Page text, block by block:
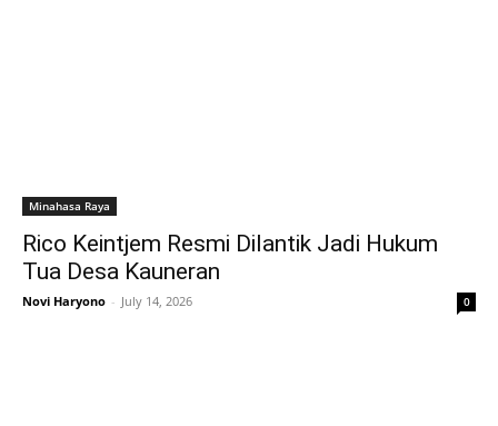
Minahasa Raya
Rico Keintjem Resmi Dilantik Jadi Hukum
Tua Desa Kauneran
Novi Haryono - July 14, 2026 0